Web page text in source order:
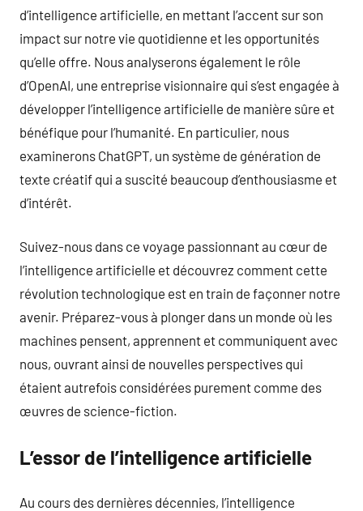
d’intelligence artificielle, en mettant l’accent sur son
impact sur notre vie quotidienne et les opportunités
qu’elle offre. Nous analyserons également le rôle
d’OpenAI, une entreprise visionnaire qui s’est engagée à
développer l’intelligence artificielle de manière sûre et
bénéfique pour l’humanité. En particulier, nous
examinerons ChatGPT, un système de génération de
texte créatif qui a suscité beaucoup d’enthousiasme et
d’intérêt.
Suivez-nous dans ce voyage passionnant au cœur de
l’intelligence artificielle et découvrez comment cette
révolution technologique est en train de façonner notre
avenir. Préparez-vous à plonger dans un monde où les
machines pensent, apprennent et communiquent avec
nous, ouvrant ainsi de nouvelles perspectives qui
étaient autrefois considérées purement comme des
œuvres de science-fiction.
L’essor de l’intelligence artificielle
Au cours des dernières décennies, l’intelligence